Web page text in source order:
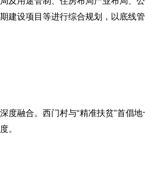
建设项目等进行综合规划，以底线
度融合。西门村与“精准扶贫”首倡
。